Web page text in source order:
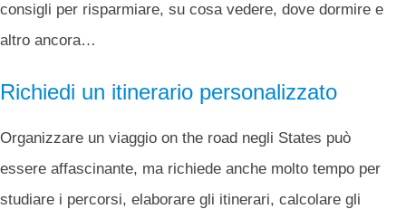
consigli per risparmiare, su cosa vedere, dove dormire e
altro ancora…
Richiedi un itinerario personalizzato
Organizzare un viaggio on the road negli States può
essere affascinante, ma richiede anche molto tempo per
studiare i percorsi, elaborare gli itinerari, calcolare gli